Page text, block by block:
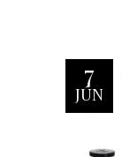
7
JÚN